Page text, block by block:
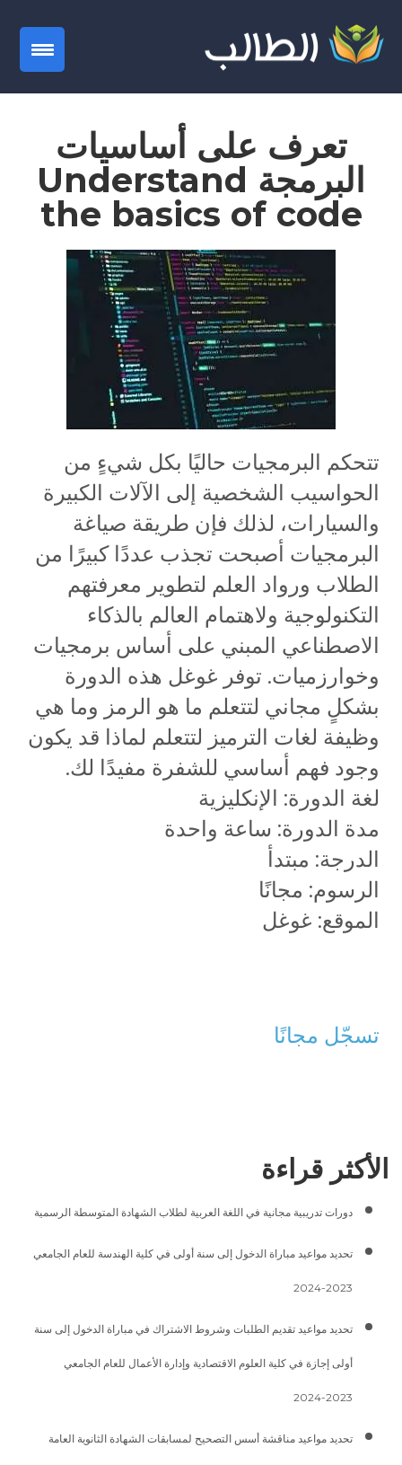
تعرف على أساسيات
البرمجة Understand
the basics of code
تتحكم البرمجيات حاليًا بكل شيءٍ من
الحواسيب الشخصية إلى الآلات الكبيرة
والسيارات، لذلك فإن طريقة صياغة
البرمجيات أصبحت تجذب عددًا كبيرًا من
الطلاب ورواد العلم لتطوير معرفتهم
التكنولوجية ولاهتمام العالم بالذكاء
الاصطناعي المبني على أساس برمجيات
وخوارزميات. توفر غوغل هذه الدورة
بشكلٍ مجاني لتتعلم ما هو الرمز وما هي
وظيفة لغات الترميز لتتعلم لماذا قد يكون
وجود فهم أساسي للشفرة مفيدًا لك.
لغة الدورة: الإنكليزية
مدة الدورة: ساعة واحدة
الدرجة: مبتدأ
الرسوم: مجانًا
الموقع: غوغل
تسجّل مجانًا
الأكثر قراءة
دورات تدريبية مجانية في اللغة العربية لطلاب الشهادة المتوسطة الرسمية
تحديد مواعيد مباراة الدخول إلى سنة أولى في كلية الهندسة للعام الجامعي
2023-2024
تحديد مواعيد تقديم الطلبات وشروط الاشتراك في مباراة الدخول إلى سنة
أولى إجازة في كلية العلوم الاقتصادية وإدارة الأعمال للعام الجامعي
2023-2024
تحديد مواعيد مناقشة أسس التصحيح لمسابقات الشهادة الثانوية العامة